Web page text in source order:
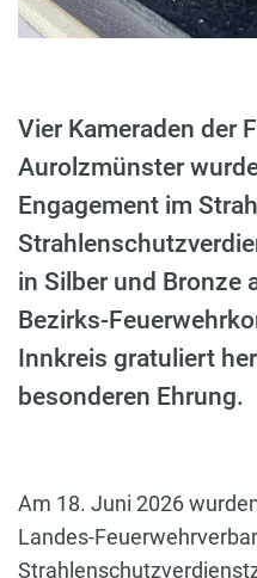
Vier Kameraden der
Aurolzmünster
Engagement im
in Silber und Bronze
Bezirks-
Innkreis gratuliert
besonderen Ehrung.
Am 18. Juni 2026
Landes-